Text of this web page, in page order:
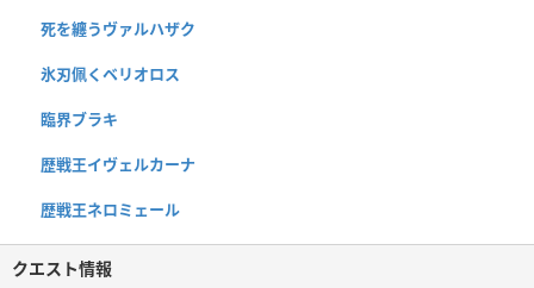
死を纏うヴァルハザク
氷刃佩くベリオロス
臨界ブラキ
歴戦王イヴェルカーナ
歴戦王ネロミェール
クエスト情報